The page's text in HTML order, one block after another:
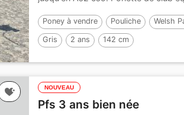
Poney à vendre Pouliche Welsh
Gris 2 ans 142 cm
NOUVEAU
Pfs 3 ans bien née